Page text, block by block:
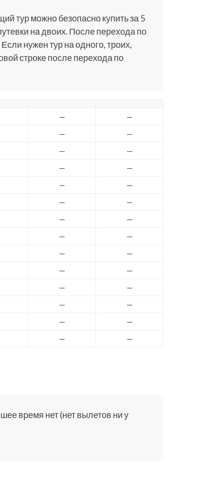
тур можно безопасно купить за 5
на двоих. После перехода по
нужен тур на одного, троих,
строке после перехода по
—
—
—
—
—
—
—
—
—
—
—
—
—
—
—
—
—
—
—
—
—
—
—
—
—
—
— —
время нет (нет вылетов ни у